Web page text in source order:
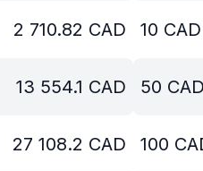
2 710.82 CAD
13 554.1 CAD
27 108.2 CAD
10 CAD
50 CAD
100